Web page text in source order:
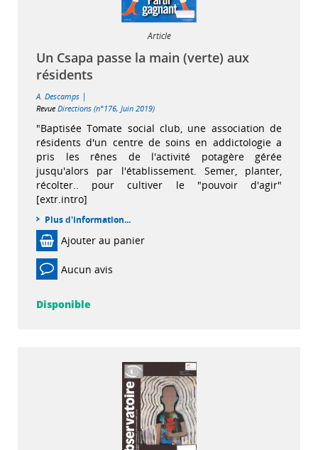
Article
Un Csapa passe la main (verte) aux
résidents
A. Descamps |
Revue Directions (n°176, Juin 2019)
"Baptisée Tomate social club, une association de
résidents d'un centre de soins en addictologie a
pris les rênes de l'activité potagère gérée
jusqu'alors par l'établissement. Semer, planter,
récolter.. pour cultiver le "pouvoir d'agir"
[extr.intro]
Plus d'information...
Ajouter au panier
Aucun avis
Disponible